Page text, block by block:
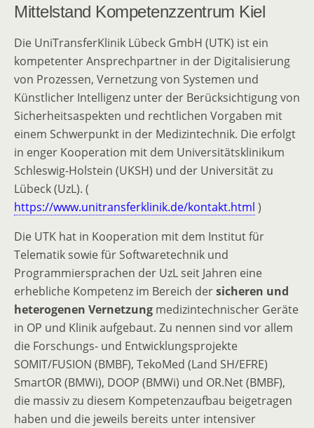
Mittelstand Kompetenzzentrum Kiel
Die UniTransferKlinik Lübeck GmbH (UTK) ist ein
kompetenter Ansprechpartner in der Digitalisierung
von Prozessen, Vernetzung von Systemen und
Künstlicher Intelligenz unter der Berücksichtigung von
Sicherheitsaspekten und rechtlichen Vorgaben mit
einem Schwerpunkt in der Medizintechnik. Die erfolgt
in enger Kooperation mit dem Universitätsklinikum
Schleswig-Holstein (UKSH) und der Universität zu
Lübeck (UzL). (
https://www.unitransferklinik.de/kontakt.html )
Die UTK hat in Kooperation mit dem Institut für
Telematik sowie für Softwaretechnik und
Programmiersprachen der UzL seit Jahren eine
erhebliche Kompetenz im Bereich dersicheren und
heterogenen Vernetzung medizintechnischer Geräte
in OP und Klinik aufgebaut. Zu nennen sind vor allem
die Forschungs- und Entwicklungsprojekte
SOMIT/FUSION (BMBF), TekoMed (Land SH/EFRE)
SmartOR (BMWi), DOOP (BMWi) und OR.Net (BMBF),
die massiv zu diesem Kompetenzaufbau beigetragen
haben und die jeweils bereits unter intensiver